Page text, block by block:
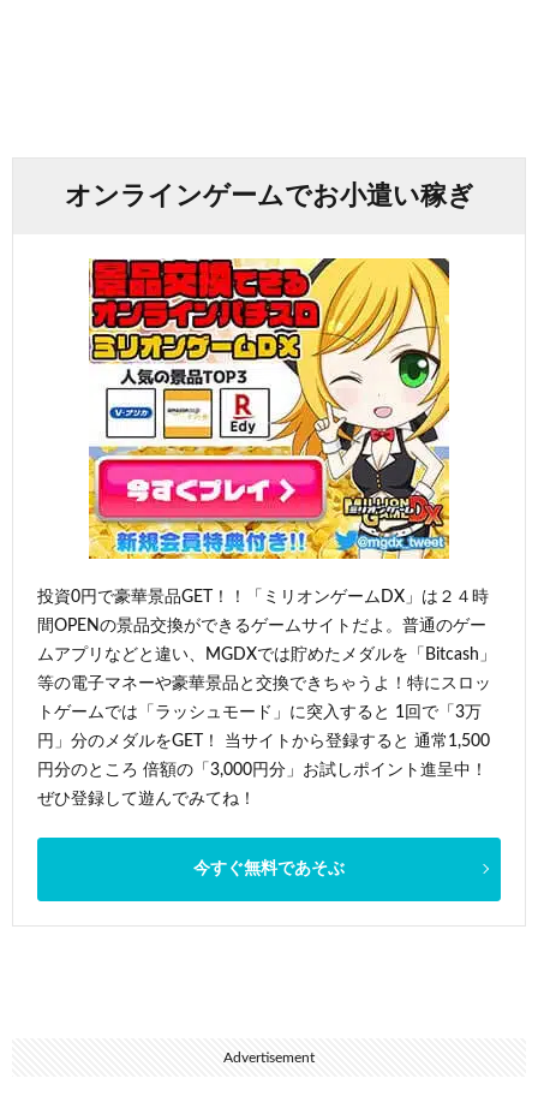
オンラインゲームでお小遣い稼ぎ
投資0円で豪華景品GET！！「ミリオンゲームDX」は２４時
間OPENの景品交換ができるゲームサイトだよ。普通のゲー
ムアプリなどと違い、MGDXでは貯めたメダルを「Bitcash」
等の電子マネーや豪華景品と交換できちゃうよ！特にスロッ
トゲームでは「ラッシュモード」に突入すると 1回で「3万
円」分のメダルをGET！ 当サイトから登録すると 通常1,500
円分のところ 倍額の「3,000円分」お試しポイント進呈中！
ぜひ登録して遊んでみてね！
今すぐ無料であそぶ
Advertisement